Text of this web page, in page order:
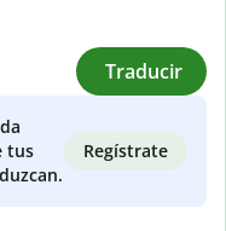
Traducir
tus
Regístrate